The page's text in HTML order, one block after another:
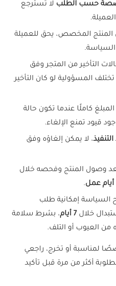
حسب الطلب لا تُسترجع
المنتج المخصص، يحق للعميلة
التأخير من المتجر وفق
المسؤولية لو كان التأخير
كاملًا عندما تكون حالة
قيود تمنع الإلغاء.
، لا يمكن إلغاؤه وفق
وصول المنتج وفحصه خلال
.
السياسة إمكانية طلب
خلال 7 أيام
، بشرط سلامة
من العيوب أو التلف.
لمناسبة أو تخرج، راجعي
أكثر من مرة قبل تأكيد